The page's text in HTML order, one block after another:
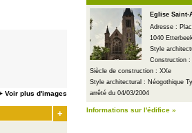
Voir plus d'images
+
Eglise Saint-
Adresse :
1040
Style
Construction :
Siècle de construction : XXe
Style architectural : Néogothique
arrêté du 04/03/2004
Informations sur l'édifice »